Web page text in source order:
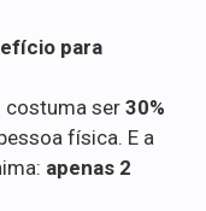
para
costuma ser 30%
física. E a
apenas 2